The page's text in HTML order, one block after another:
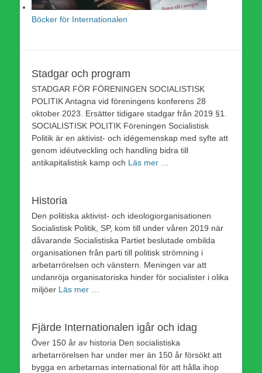
Böcker för Internationalen
Stadgar och program
STADGAR FÖR FÖRENINGEN SOCIALISTISK
POLITIK Antagna vid föreningens konferens 28
oktober 2023. Ersätter tidigare stadgar från 2019 §1.
SOCIALISTISK POLITIK Föreningen Socialistisk
Politik är en aktivist- och idégemenskap med syfte att
genom idéutveckling och handling bidra till
antikapitalistisk kamp och Läs mer …
Historia
Den politiska aktivist- och ideologiorganisationen
Socialistisk Politik, SP, kom till under våren 2019 när
dåvarande Socialistiska Partiet beslutade ombilda
organisationen från parti till politisk strömning i
arbetarrörelsen och vänstern. Meningen var att
undanröja organisatoriska hinder för socialister i olika
miljöer Läs mer …
Fjärde Internationalen igår och idag
Över 150 år av historia Den socialistiska
arbetarrörelsen har under mer än 150 år försökt att
bygga en arbetarnas international för att hålla ihop